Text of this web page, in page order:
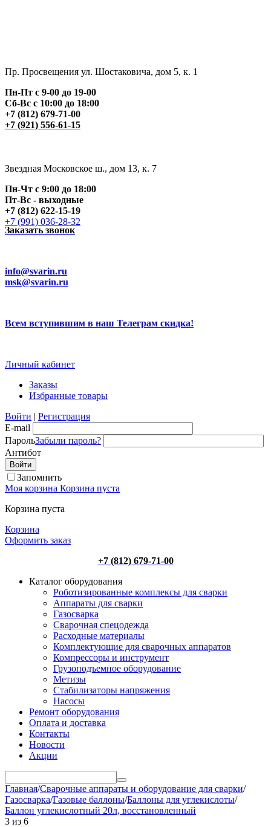
Пр. Просвещения ул. Шостаковича, дом 5, к. 1
Пн-Пт с 9-00 до 19-00
Сб-Вс с 10:00 до 18:00
+7 (812) 679-71-00
+7 (921) 556-61-15
Звездная Московское ш., дом 13, к. 7
Пн-Чт с 9:00 до 18:00
Пт-Вс - выходные
+7 (812) 622-15-19
+7 (991) 036-28-32
Заказать звонок
info@svarin.ru
msk@svarin.ru
Всем вступившим в наш Телеграм скидка!
Личный кабинет
Заказы
Избранные товары
Войти | Регистрация
E-mail
ПарольЗабыли пароль?
Антибот
Запомнить
Моя корзина Корзина пуста
Корзина пуста
Корзина
Оформить заказ
+7 (812) 679-71-00
Каталог оборудования
Роботизированные комплексы для сварки
Аппараты для сварки
Газосварка
Сварочная спецодежда
Расходные материалы
Комплектующие для сварочных аппаратов
Компрессоры и инструмент
Грузоподъемное оборудование
Метизы
Стабилизаторы напряжения
Насосы
Ремонт оборудования
Оплата и доставка
Контакты
Новости
Акции
Главная/Сварочные аппараты и оборудование для сварки/
Газосварка/Газовые баллоны/Баллоны для углекислоты/
Баллон углекислотный 20л, восстановленный
3 из 6